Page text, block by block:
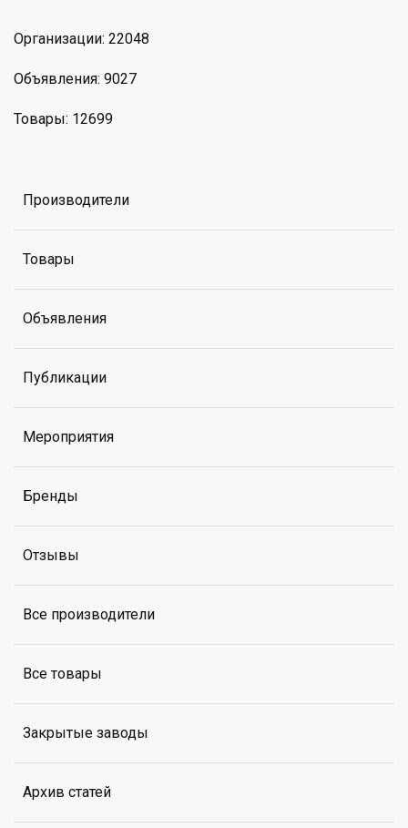
Организации: 22048
Объявления: 9027
Товары: 12699
Производители
Товары
Объявления
Публикации
Мероприятия
Бренды
Отзывы
Все производители
Все товары
Закрытые заводы
Архив статей